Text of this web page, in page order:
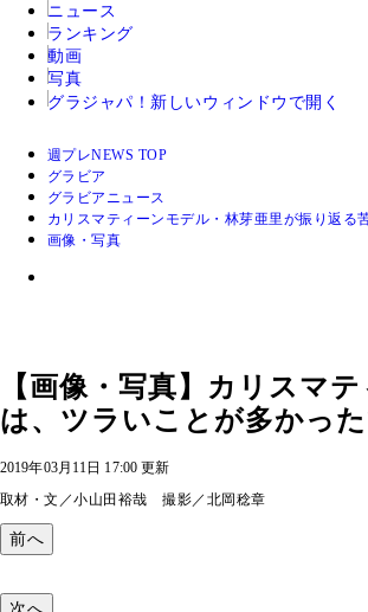
ニュース
ランキング
動画
写真
グラジャパ！ 新しいウィンドウで開く
週プレNEWS TOP
グラビア
グラビアニュース
カリスマティーンモデル・林芽亜里が振り返る
画像・写真
【画像・写真】カリスマ
は、ツラいことが多かっ
2019年03月11日 17:00 更新
取材・文／小山田裕哉 撮影／北岡稔章
前へ
次へ